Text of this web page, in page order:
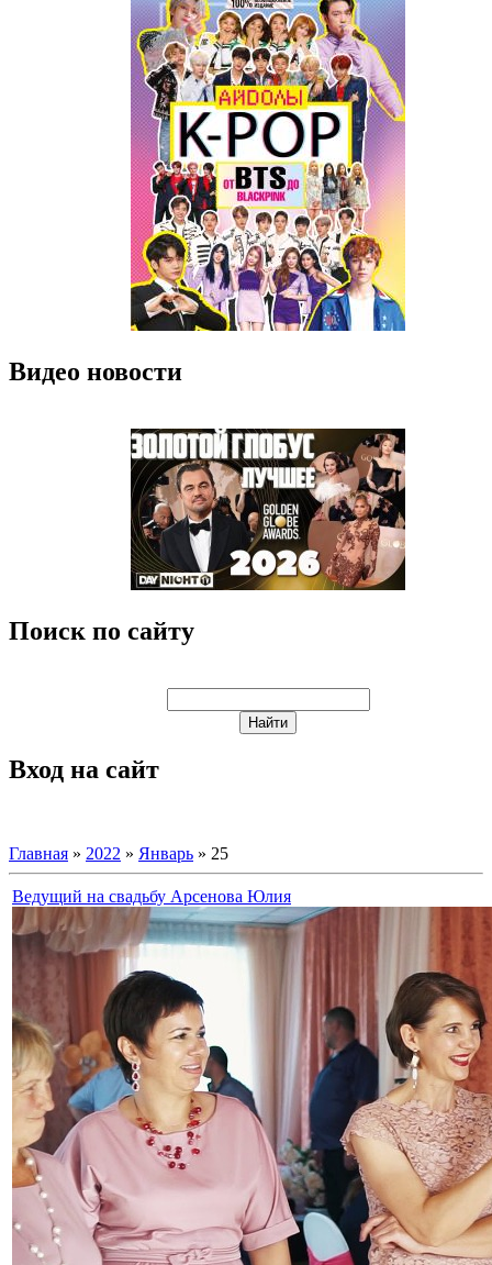
Видео новости
Поиск по сайту
Вход на сайт
Главная » 2022 » Январь » 25
Ведущий на свадьбу Арсенова Юлия